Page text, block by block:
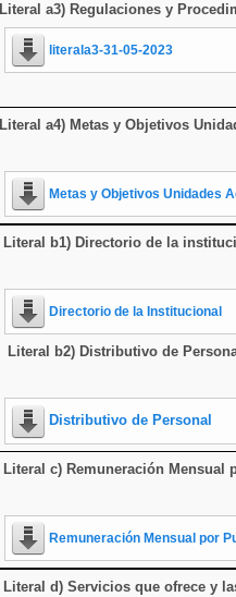
Literal a3) Regulaciones y
literala3-31-05-2023
Literal a4) Metas y Objetivos
Metas y Objetivos Unidades
Literal b1) Directorio de la
Directorio de la Institucional
Literal b2) Distributivo de
Distributivo de Personal
Literal c) Remuneración Mensual
Remuneración Mensual por
Literal d) Servicios que ofrece y